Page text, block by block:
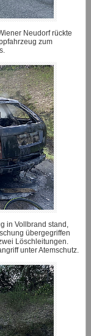
Neudorf rückte
zum
in Vollbrand stand,
übergegriffen
Löschleitungen.
unter Atemschutz.